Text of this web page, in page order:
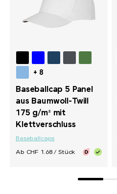
+ 8
Baseballcap 5 Panel
aus Baumwoll-Twill
175 g/m² mit
Klettverschluss
Baseballcaps
Ab CHF 1.68 / Stück